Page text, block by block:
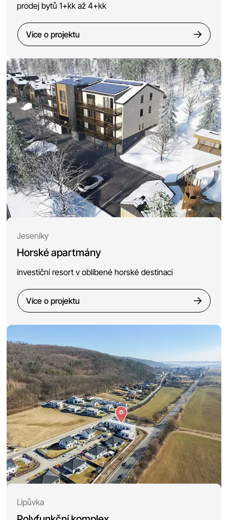
prodej bytů 1+kk až 4+kk
Více o projektu
Jeseníky
Horské apartmány
investiční resort v oblíbené horské destinaci
Více o projektu
Lipůvka